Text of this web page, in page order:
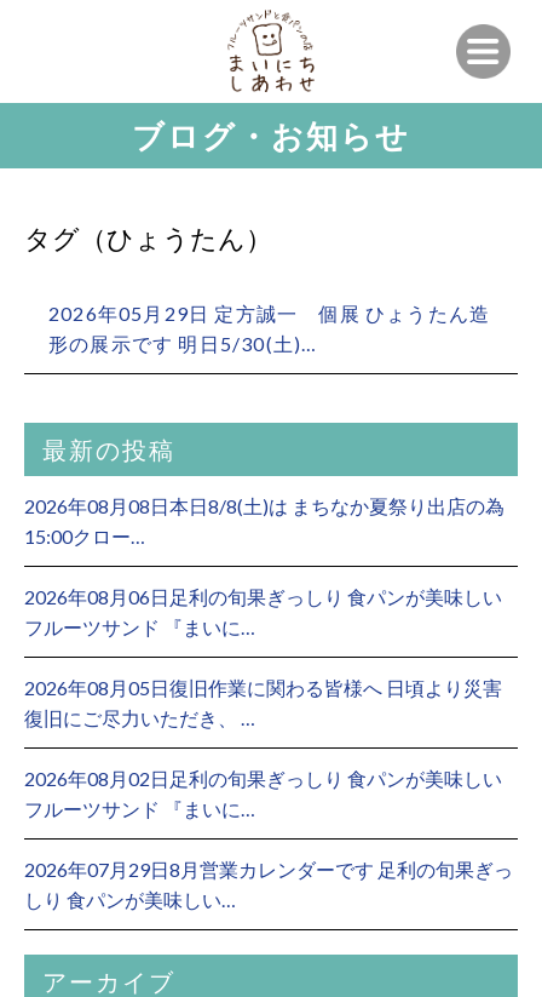
ブログ・お知らせ
タグ（ひょうたん）
2026年05月29日 定方誠一 個展 ひょうたん造
形の展示です 明日5/30(土)…
最新の投稿
2026年08月08日本日8/8(土)は まちなか夏祭り出店の為
15:00クロー…
2026年08月06日足利の旬果ぎっしり 食パンが美味しい
フルーツサンド 『まいに…
2026年08月05日復旧作業に関わる皆様へ 日頃より災害
復旧にご尽力いただき、 …
2026年08月02日足利の旬果ぎっしり 食パンが美味しい
フルーツサンド 『まいに…
2026年07月29日8月営業カレンダーです 足利の旬果ぎっ
しり 食パンが美味しい…
アーカイブ